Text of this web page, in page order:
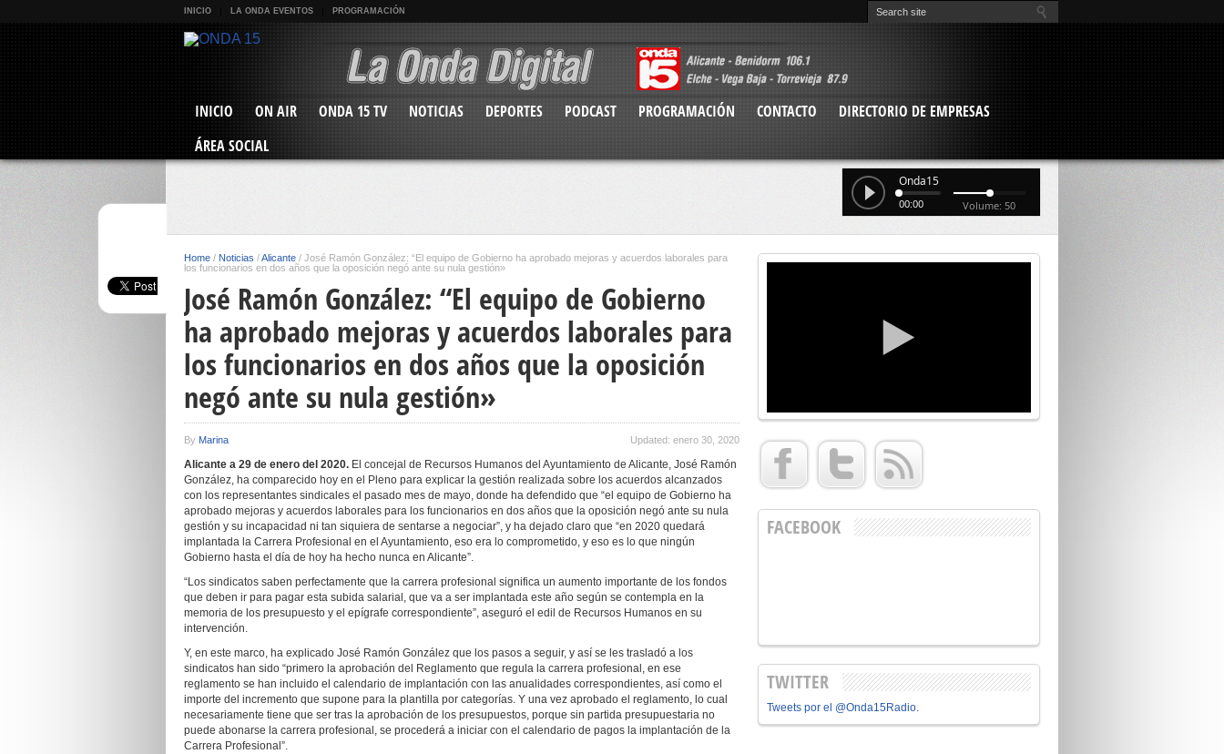
INICIO LA ONDA EVENTOS PROGRAMACIÓN
INICIO ON AIR ONDA 15 TV NOTICIAS DEPORTES PODCAST PROGRAMACIÓN CONTACTO
DIRECTORIO DE EMPRESAS
ÁREA SOCIAL
Onda15
00:00 Volume: 50
Home / Noticias /Alicante / José Ramón González: “El equipo de Gobierno ha aprobado mejoras y acuerdos laborales para
los funcionarios en dos años que la oposición negó ante su nula gestión»
José Ramón González: “El equipo de Gobierno
ha aprobado mejoras y acuerdos laborales para
los funcionarios en dos años que la oposición
negó ante su nula gestión»
By Marina Updated: enero 30, 2020
Alicante a 29 de enero del 2020. El concejal de Recursos Humanos del Ayuntamiento de Alicante, José Ramón
González, ha comparecido hoy en el Pleno para explicar la gestión realizada sobre los acuerdos alcanzados
con los representantes sindicales el pasado mes de mayo, donde ha defendido que “el equipo de Gobierno ha
aprobado mejoras y acuerdos laborales para los funcionarios en dos años que la oposición negó ante su nula
gestión y su incapacidad ni tan siquiera de sentarse a negociar”, y ha dejado claro que “en 2020 quedará
implantada la Carrera Profesional en el Ayuntamiento, eso era lo comprometido, y eso es lo que ningún
Gobierno hasta el día de hoy ha hecho nunca en Alicante”.
“Los sindicatos saben perfectamente que la carrera profesional significa un aumento importante de los fondos
que deben ir para pagar esta subida salarial, que va a ser implantada este año según se contempla en la
memoria de los presupuesto y el epígrafe correspondiente”, aseguró el edil de Recursos Humanos en su
intervención.
Y, en este marco, ha explicado José Ramón González que los pasos a seguir, y así se les trasladó a los
sindicatos han sido “primero la aprobación del Reglamento que regula la carrera profesional, en ese
reglamento se han incluido el calendario de implantación con las anualidades correspondientes, así como el
importe del incremento que supone para la plantilla por categorías. Y una vez aprobado el reglamento, lo cual
necesariamente tiene que ser tras la aprobación de los presupuestos, porque sin partida presupuestaria no
puede abonarse la carrera profesional, se procederá a iniciar con el calendario de pagos la implantación de la
Carrera Profesional”.
FACEBOOK
TWITTER
Tweets por el @Onda15Radio.